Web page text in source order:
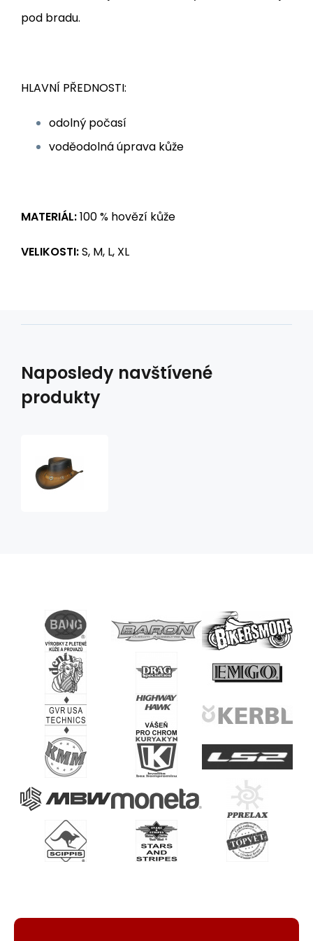
pod bradu.
HLAVNÍ PŘEDNOSTI:
odolný počasí
voděodolná úprava kůže
MATERIÁL:100 % hovězí kůže
VELIKOSTI:S, M, L, XL
Naposledy navštívené
produkty